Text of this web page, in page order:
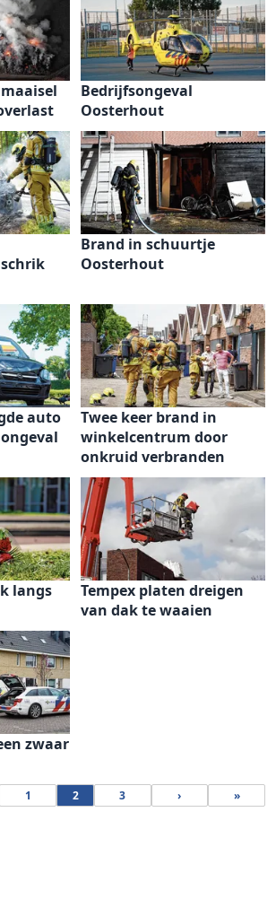
Bedrijfsongeval
Oosterhout
Brand in schuurtje
Oosterhout
auto
Twee keer brand in
winkelcentrum door
onkruid verbranden
langs
Tempex platen dreigen
van dak te waaien
zwaar
1 2 3 › »